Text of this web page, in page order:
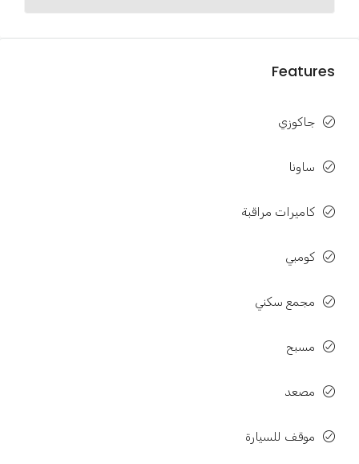
Features
جاكوزي
ساونا
كاميرات مراقبة
كومبي
مجمع سكني
مسبح
مصعد
موقف للسیارة